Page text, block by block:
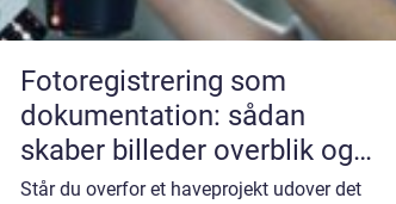
Fotoregistrering som
dokumentation: sådan
skaber billeder overblik og
tryghed
Står du overfor et haveprojekt udover det